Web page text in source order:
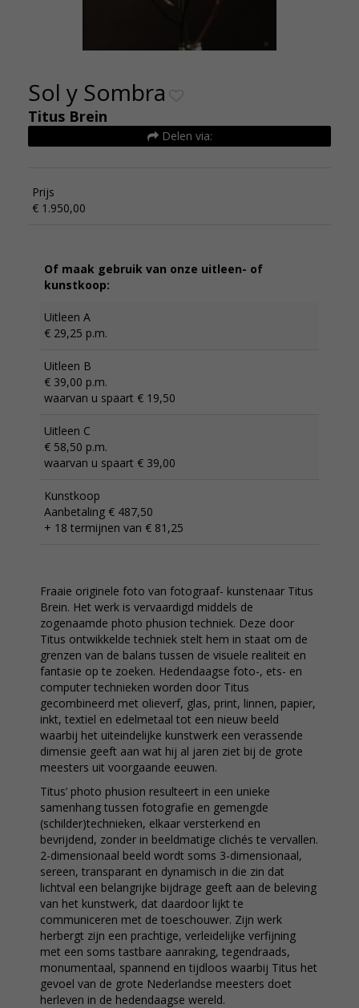
Sol y Sombra
Titus Brein
Delen via:
Prijs
€ 1.950,00
Of maak gebruik van onze uitleen- of
kunstkoop:
Uitleen A
€ 29,25 p.m.
Uitleen B
€ 39,00 p.m.
waarvan u spaart € 19,50
Uitleen C
€ 58,50 p.m.
waarvan u spaart € 39,00
Kunstkoop
Aanbetaling € 487,50
+ 18 termijnen van € 81,25
Fraaie originele foto van fotograaf- kunstenaar Titus
Brein. Het werk is vervaardigd middels de
zogenaamde photo phusion techniek. Deze door
Titus ontwikkelde techniek stelt hem in staat om de
grenzen van de balans tussen de visuele realiteit en
fantasie op te zoeken. Hedendaagse foto-, ets- en
computer technieken worden door Titus
gecombineerd met olieverf, glas, print, linnen, papier,
inkt, textiel en edelmetaal tot een nieuw beeld
waarbij het uiteindelijke kunstwerk een verassende
dimensie geeft aan wat hij al jaren ziet bij de grote
meesters uit voorgaande eeuwen.
Titus’ photo phusion resulteert in een unieke
samenhang tussen fotografie en gemengde
(schilder)technieken, elkaar versterkend en
bevrijdend, zonder in beeldmatige clichés te vervallen.
2-dimensionaal beeld wordt soms 3-dimensionaal,
sereen, transparant en dynamisch in die zin dat
lichtval een belangrijke bijdrage geeft aan de beleving
van het kunstwerk, dat daardoor lijkt te
communiceren met de toeschouwer. Zijn werk
herbergt zijn een prachtige, verleidelijke verfijning
met een soms tastbare aanraking, tegendraads,
monumentaal, spannend en tijdloos waarbij Titus het
gevoel van de grote Nederlandse meesters doet
herleven in de hedendaagse wereld.